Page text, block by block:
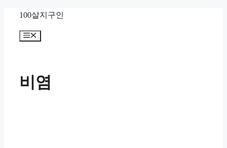
100살지구인
메
비염